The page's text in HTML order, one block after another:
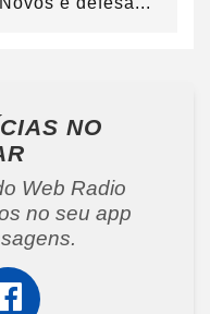
NO
Web Radio
no seu app